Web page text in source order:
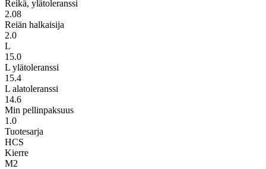
Reikä, ylätoleranssi
2.08
Reiän halkaisija
2.0
L
15.0
L ylätoleranssi
15.4
L alatoleranssi
14.6
Min pellinpaksuus
1.0
Tuotesarja
HCS
Kierre
M2